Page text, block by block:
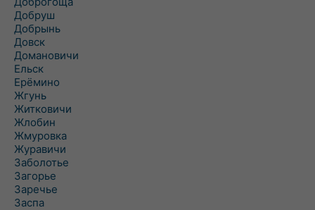
Добруш
Добрынь
Довск
Домановичи
Ельск
Ерёмино
Жгунь
Житковичи
Жлобин
Жмуровка
Журавичи
Заболотье
Загорье
Заречье
Заспа